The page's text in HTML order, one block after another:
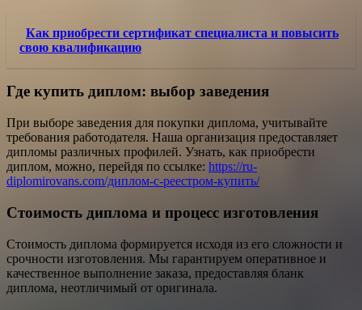
Как приобрести сертификат специалиста и повысить
свою квалификацию
Где купить диплом: выбор заведения
При выборе заведения для покупки диплома, учитывайте
требования работодателя. Наша организация предоставляет
дипломы различных профилей. Узнать, как приобрести
диплом, можно, перейдя по ссылке: https://ru-
diplomirovans.com/диплом-с-реестром-купить/
Стоимость диплома и процесс изготовления
Стоимость диплома формируется исходя из его сложности и
срочности изготовления. Мы гарантируем оперативное и
качественное выполнение заказа, предоставляя бланк
диплома, неотличимый от оригинала.